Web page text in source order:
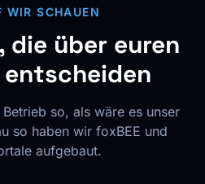
WIR SCHAUEN
die über euren
so, als wäre es unser
so haben wir foxBEE und
aufgebaut.